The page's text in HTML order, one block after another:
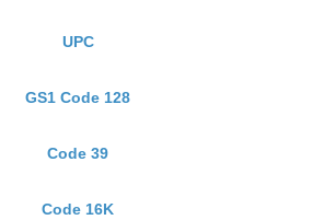
UPC
GS1 Code 128
Code 39
Code 16K